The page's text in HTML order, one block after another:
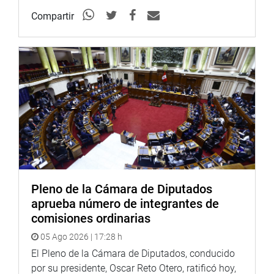
Francisco García Calderón, Francisco Rosas, Luis Alberto
nacional José Gálvez, vinculado al Convictorio de San
Carlos y al pensamiento académico sanmarquino.
Rospigliosi también recordó a las primeras mujeres
parlamentarias del Perú elegidas en 1956, entre ellas las
profesoras sanmarquinas Alicia y Lola Blanco
Montesinos, Juana Ubilluz Panduro y la abogada María
Mercedes Colina Lozano, quienes —subrayó— abrieron el
camino para la participación política de la mujer peruana.
“San Marcos ha sido y sigue siendo, como señaló Mario
Vargas Llosa, un semillero de ideas y valores, una
formadora de eminencias”, expresó.
Finalmente, el presidente encargado del Congreso
reafirmó el compromiso del Poder Legislativo con la
educación pública de calidad, la investigación científica y
Compartir
Pleno de la Cámara de Diputados
aprueba número de integrantes de
comisiones ordinarias
05 Ago 2026 | 17:28 h
El Pleno de la Cámara de Diputados, conducido
por su presidente, Oscar Reto Otero, ratificó hoy,